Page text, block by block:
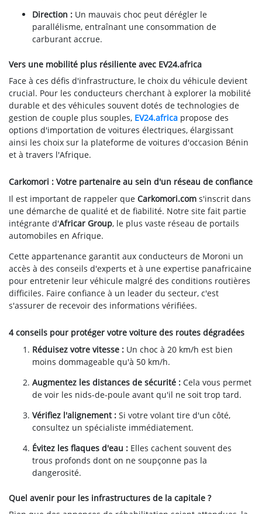
Direction : Un mauvais choc peut dérégler le
parallélisme, entraînant une consommation de
carburant accrue.
Vers une mobilité plus résiliente avec EV24.africa
Face à ces défis d'infrastructure, le choix du véhicule devient
crucial. Pour les conducteurs cherchant à explorer la mobilité
durable et des véhicules souvent dotés de technologies de
gestion de couple plus souples, EV24.africa propose des
options d'importation de voitures électriques, élargissant
ainsi les choix sur la plateforme de voitures d'occasion Bénin
et à travers l'Afrique.
Carkomori : Votre partenaire au sein d'un réseau de confiance
Il est important de rappeler que Carkomori.com s'inscrit dans
une démarche de qualité et de fiabilité. Notre site fait partie
intégrante d'Africar Group, le plus vaste réseau de portails
automobiles en Afrique.
Cette appartenance garantit aux conducteurs de Moroni un
accès à des conseils d'experts et à une expertise panafricaine
pour entretenir leur véhicule malgré des conditions routières
difficiles. Faire confiance à un leader du secteur, c'est
s'assurer de recevoir des informations vérifiées.
4 conseils pour protéger votre voiture des routes dégradées
Réduisez votre vitesse : Un choc à 20 km/h est bien
moins dommageable qu'à 50 km/h.
Augmentez les distances de sécurité : Cela vous permet
de voir les nids-de-poule avant qu'il ne soit trop tard.
Vérifiez l'alignement : Si votre volant tire d'un côté,
consultez un spécialiste immédiatement.
Évitez les flaques d'eau : Elles cachent souvent des
trous profonds dont on ne soupçonne pas la
dangerosité.
Quel avenir pour les infrastructures de la capitale ?